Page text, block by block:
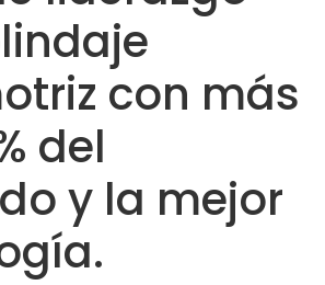
con más
del
y la mejor